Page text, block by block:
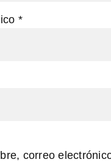
*
correo